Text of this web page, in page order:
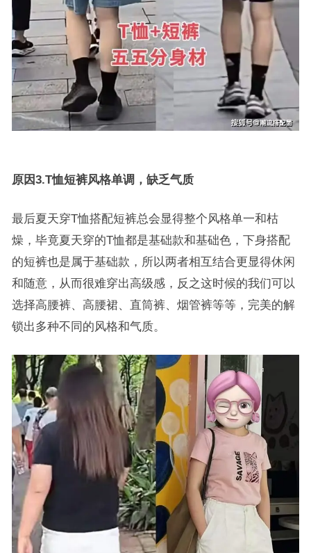
原因3.T恤短裤风格单调，缺乏气质
最后夏天穿T恤搭配短裤总会显得整个风格单一和枯
燥，毕竟夏天穿的T恤都是基础款和基础色，下身搭配
的短裤也是属于基础款，所以两者相互结合更显得休闲
和随意，从而很难穿出高级感，反之这时候的我们可以
选择高腰裤、高腰裙、直筒裤、烟管裤等等，完美的解
锁出多种不同的风格和气质。